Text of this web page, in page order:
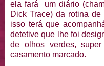
ela fará um diário
Dick Trace) da rotina
isso terá que
detetive que lhe foi
de olhos verdes,
casamento marcado.